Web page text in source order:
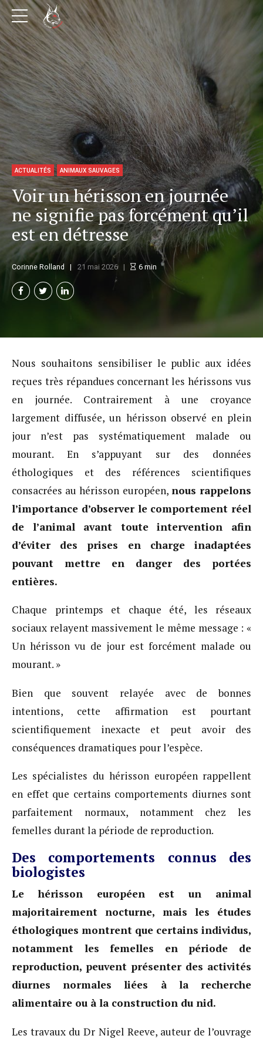
ACTUALITÉS ANIMAUX SAUVAGES
Voir un hérisson en journée
ne signifie pas forcément qu’il
est en détresse
Corinne Rolland 21 mai 2026 6 min
Nous souhaitons sensibiliser le public aux idées
reçues très répandues concernant les hérissons vus
en journée. Contrairement à une croyance
largement diffusée, un hérisson observé en plein
jour n’est pas systématiquement malade ou
mourant. En s’appuyant sur des données
éthologiques et des références scientifiques
consacrées au hérisson européen, nous rappelons
l’importance d’observer le comportement réel
de l’animal avant toute intervention afin
d’éviter des prises en charge inadaptées
pouvant mettre en danger des portées
entières.
Chaque printemps et chaque été, les réseaux
sociaux relayent massivement le même message : «
Un hérisson vu de jour est forcément malade ou
mourant. »
Bien que souvent relayée avec de bonnes
intentions, cette affirmation est pourtant
scientifiquement inexacte et peut avoir des
conséquences dramatiques pour l’espèce.
Les spécialistes du hérisson européen rappellent
en effet que certains comportements diurnes sont
parfaitement normaux, notamment chez les
femelles durant la période de reproduction.
Des comportements connus des
biologistes
Le hérisson européen est un animal
majoritairement nocturne, mais les études
éthologiques montrent que certains individus,
notamment les femelles en période de
reproduction, peuvent présenter des activités
diurnes normales liées à la recherche
alimentaire ou à la construction du nid.
Les travaux du Dr Nigel Reeve, auteur de l’ouvrage